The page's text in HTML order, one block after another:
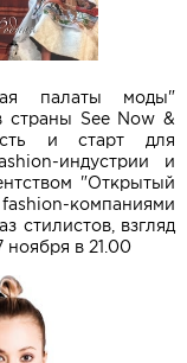
палаты моды"
страны See Now &
и старт для
индустрии и
"Открытый
компаниями
стилистов, взгляд
ноября в 21.00